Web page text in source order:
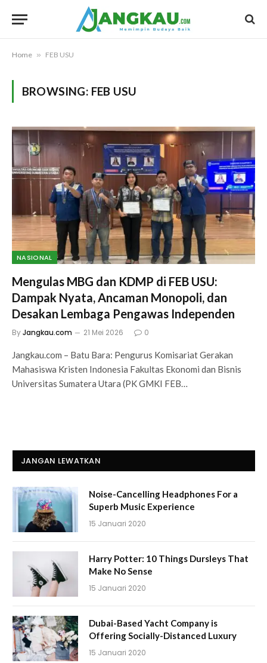
Home » FEB USU
BROWSING: FEB USU
NASIONAL
Mengulas MBG dan KDMP di FEB USU:
Dampak Nyata, Ancaman Monopoli, dan
Desakan Lembaga Pengawas Independen
ByJangkau.com 21 Mei 2026 0
Jangkau.com – Batu Bara: Pengurus Komisariat Gerakan
Mahasiswa Kristen Indonesia Fakultas Ekonomi dan Bisnis
Universitas Sumatera Utara (PK GMKI FEB…
JANGAN LEWATKAN
Noise-Cancelling Headphones For a
Superb Music Experience
15 Januari 2020
Harry Potter: 10 Things Dursleys That
Make No Sense
15 Januari 2020
Dubai-Based Yacht Company is
Offering Socially-Distanced Luxury
15 Januari 2020